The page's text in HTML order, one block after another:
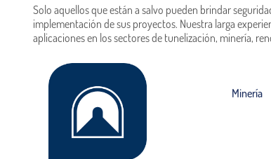
Solo aquellos que están a salvo pueden brindar
implementación de sus proyectos. Nuestra larga
aplicaciones en los sectores de tunelización, minería,
Minería